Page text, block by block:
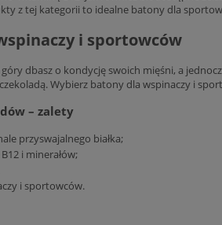
z tej kategorii to idealne batony dla
i sportowców
dbasz o kondycję swoich mięśni, a
Wybierz batony dla wspinaczy i
– zalety
przyswajalnego białka;
i minerałów;
i sportowców.